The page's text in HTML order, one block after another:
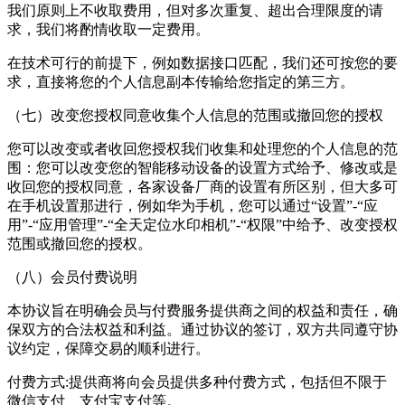
我们原则上不收取费用，但对多次重复、超出合理限度的请
求，我们将酌情收取一定费用。
在技术可行的前提下，例如数据接口匹配，我们还可按您的要
求，直接将您的个人信息副本传输给您指定的第三方。
（七）改变您授权同意收集个人信息的范围或撤回您的授权
您可以改变或者收回您授权我们收集和处理您的个人信息的范
围：您可以改变您的智能移动设备的设置方式给予、修改或是
收回您的授权同意，各家设备厂商的设置有所区别，但大多可
在手机设置那进行，例如华为手机，您可以通过“设置”-“应
用”-“应用管理”-“全天定位水印相机”-“权限”中给予、改变授权
范围或撤回您的授权。
（八）会员付费说明
本协议旨在明确会员与付费服务提供商之间的权益和责任，确
保双方的合法权益和利益。通过协议的签订，双方共同遵守协
议约定，保障交易的顺利进行。
付费方式:提供商将向会员提供多种付费方式，包括但不限于
微信支付、支付宝支付等。